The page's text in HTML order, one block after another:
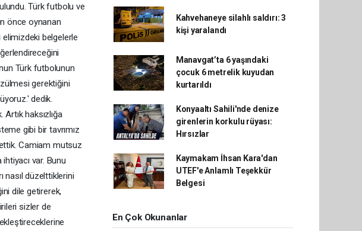
Türk futbolu ve
önce oynanan
elimizdeki belgelerle
Türk futbolunun
gerektiğini
dedik.
haksızlığa
gibi bir tavrımız
ettik. Camiam mutsuz
var. Bunu
nasıl düzelttiklerini
dile getirerek,
sizler de
Kahvehaneye silahlı saldırı: 3
kişi yaralandı
Manavgat’ta 6 yaşındaki
çocuk 6 metrelik kuyudan
kurtarıldı
Konyaaltı Sahili'nde denize
girenlerin korkulu rüyası:
Hırsızlar
Kaymakam İhsan Kara'dan
UTEF'e Anlamlı Teşekkür
Belgesi
En Çok Okunanlar